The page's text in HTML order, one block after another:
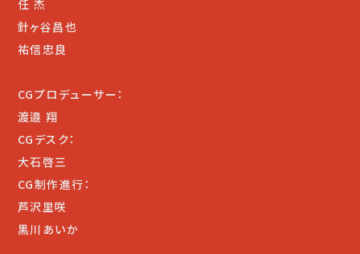
任 杰
針ヶ谷昌也
祐信忠良
CGプロデューサー：
渡邉 翔
CGデスク：
大石啓三
CG制作進行：
芦沢里咲
黒川あいか